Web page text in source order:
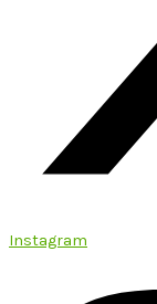
Instagram